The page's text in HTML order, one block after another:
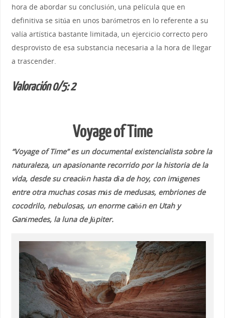
hora de abordar su conclusión, una película que en
definitiva se sitúa en unos barómetros en lo referente a su
valía artística bastante limitada, un ejercicio correcto pero
desprovisto de esa substancia necesaria a la hora de llegar
a trascender.
Valoración 0/5: 2
Voyage of Time
“Voyage of Time” es un documental existencialista sobre la
naturaleza, un apasionante recorrido por la historia de la
vida, desde su creación hasta día de hoy, con imágenes
entre otra muchas cosas más de medusas, embriones de
cocodrilo, nebulosas, un enorme cañón en Utah y
Ganímedes, la luna de Júpiter.